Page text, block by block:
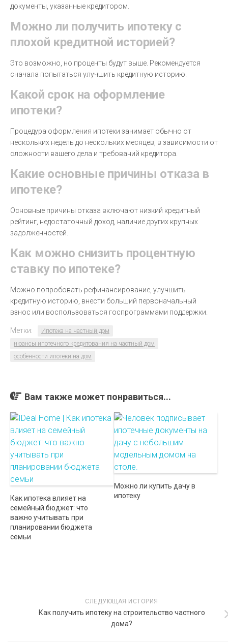
документы, указанные кредитором.
Можно ли получить ипотеку с
плохой кредитной историей?
Это возможно, но проценты будут выше. Рекомендуется
сначала попытаться улучшить кредитную историю.
Какой срок на оформление
ипотеки?
Процедура оформления ипотеки занимает обычно от
нескольких недель до нескольких месяцев, в зависимости от
сложности вашего дела и требований кредитора.
Какие основные причины отказа в
ипотеке?
Основные причины отказа включают низкий кредитный
рейтинг, недостаточный доход, наличие других крупных
задолженностей.
Как можно снизить процентную
ставку по ипотеке?
Можно попробовать рефинансирование, улучшить
кредитную историю, внести больший первоначальный
взнос или воспользоваться госпрограммами поддержки.
Метки:
Ипотека на частный дом
нюансы ипотечного кредитования на частный дом
особенности ипотеки на дом
Вам также может понравиться...
Как ипотека влияет на
семейный бюджет: что
важно учитывать при
планировании бюджета
семьи
Можно ли купить дачу в
ипотеку
СЛЕДУЮЩАЯ ИСТОРИЯ
Как получить ипотеку на строительство частного
дома?